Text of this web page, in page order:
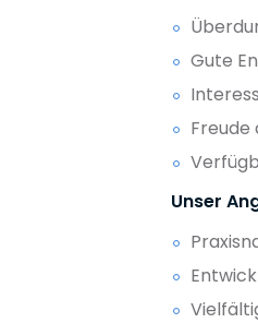
Gute
Freude
Unser